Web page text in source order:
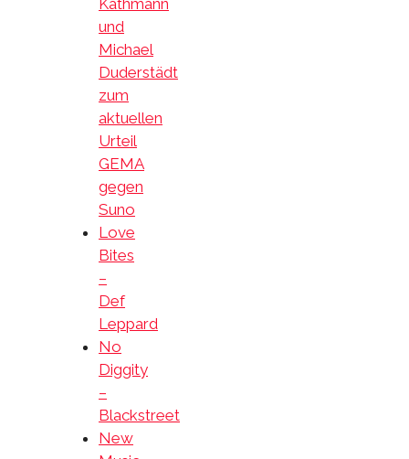
Kathmann
und
Michael
Duderstädt
zum
aktuellen
Urteil
GEMA
gegen
Suno
Love
Bites
–
Def
Leppard
No
Diggity
–
Blackstreet
New